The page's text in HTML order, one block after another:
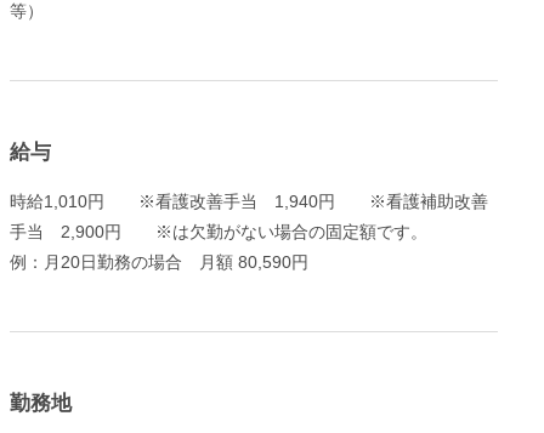
等）
給与
時給1,010円 ※看護改善手当 1,940円 ※看護補助改善
手当 2,900円 ※は欠勤がない場合の固定額です。
例：月20日勤務の場合 月額 80,590円
勤務地